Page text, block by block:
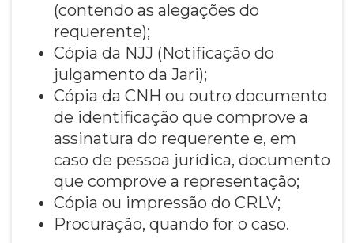
(contendo as alegações do
requerente);
Cópia da NJJ (Notificação do
julgamento da Jari);
Cópia da CNH ou outro documento
de identificação que comprove a
assinatura do requerente e, em
caso de pessoa jurídica, documento
que comprove a representação;
Cópia ou impressão do CRLV;
Procuração, quando for o caso.